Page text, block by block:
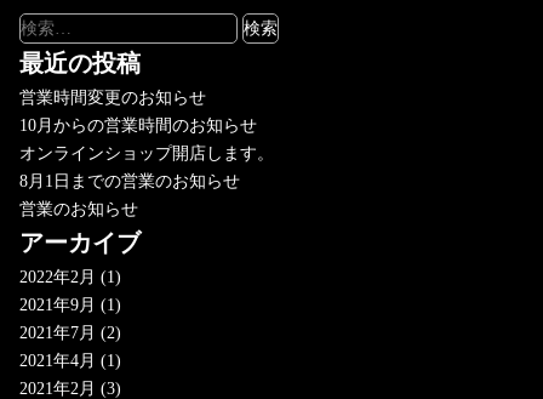
検
索:
最近の投稿
営業時間変更のお知らせ
10月からの営業時間のお知らせ
オンラインショップ開店します。
8月1日までの営業のお知らせ
営業のお知らせ
アーカイブ
2022年2月 (1)
2021年9月 (1)
2021年7月 (2)
2021年4月 (1)
2021年2月 (3)